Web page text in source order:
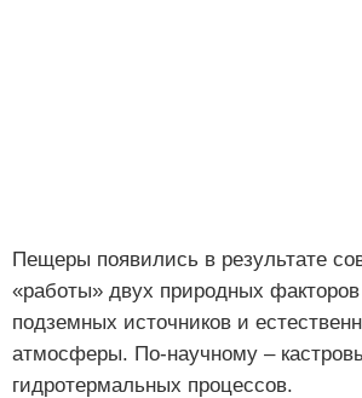
Пещеры появились в результате
«работы» двух природных факторов
подземных источников и
атмосферы. По-научному –
гидротермальных процессов.